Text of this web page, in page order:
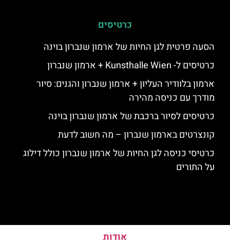
כרטיסים
הסעה פרטית לגן החיות של ארמון שנברון בוינה
כרטיסים ל- Kunsthalle Wien + ארמון שנברון
ארמון בלוודיר העליון + ארמון שנברון והגנים: סיור
מודרך עם כניסה מהירה
כרטיסים לסיור ברכבת של ארמון שנברון בוינה
קונצרטים בארמון שנברון – מה חשוב לדעת
כרטיסי כניסה לגן החיות של ארמון שנברון כולל דילוג
על התורים
אודות